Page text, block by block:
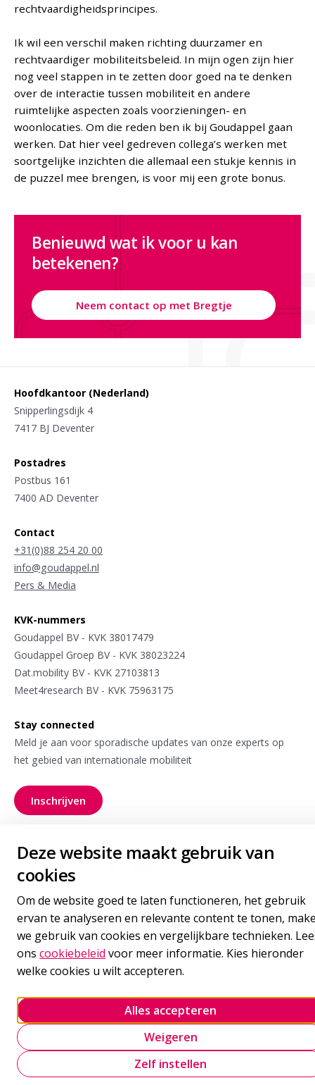
Deze website maakt gebruik van
cookies
Om de website goed te laten functioneren, het gebruik
ervan te analyseren en relevante content te tonen,
we gebruik van cookies en vergelijkbare technieken.
ons cookiebeleid voor meer informatie. Kies hieronder
welke cookies u wilt accepteren.
Alles accepteren
Weigeren
Zelf instellen
rechtvaardigheidsprincipes.
Ik wil een verschil maken richting duurzamer en
rechtvaardiger mobiliteitsbeleid. In mijn ogen zijn hier
nog veel stappen in te zetten door goed na te denken
over de interactie tussen mobiliteit en andere
ruimtelijke aspecten zoals voorzieningen- en
woonlocaties. Om die reden ben ik bij Goudappel gaan
werken. Dat hier veel gedreven collega’s werken met
soortgelijke inzichten die allemaal een stukje kennis in
de puzzel mee brengen, is voor mij een grote bonus.
Benieuwd wat ik voor u kan
betekenen?
Neem contact op met Bregtje
Hoofdkantoor (Nederland)
Snipperlingsdijk 4
7417 BJ Deventer
Postadres
Postbus 161
7400 AD Deventer
Contact
+31(0)88 254 20 00
info@goudappel.nl
Pers & Media
KVK-nummers
Goudappel BV - KVK 38017479
Goudappel Groep BV - KVK 38023224
Dat.mobility BV - KVK 27103813
Meet4research BV - KVK 75963175
Stay connected
Meld je aan voor sporadische updates van onze experts op
het gebied van internationale mobiliteit
Inschrijvenvoor onze nieuwsbrief
Volg ons
Cookie policy
Onze leveringsvoorwaarden
Privacy statement
Cookie-instellingen beheren